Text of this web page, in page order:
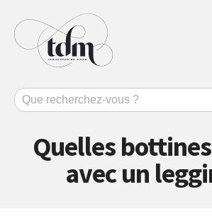
Quelles
avec un